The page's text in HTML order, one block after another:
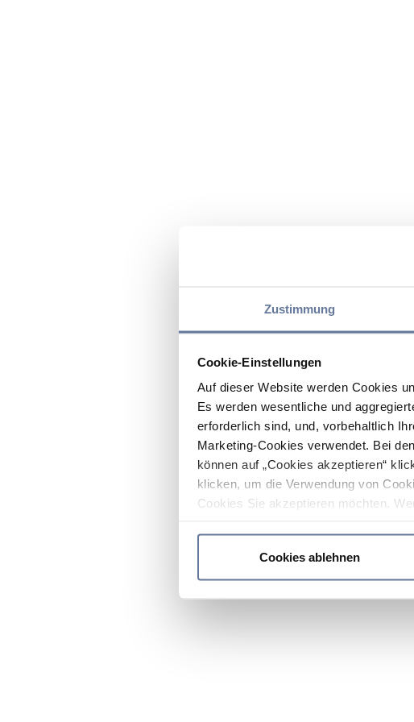
Zustimmung
Cookie-Einstellungen
Auf dieser Website werden Cookies
Es werden wesentliche und
erforderlich sind, und, vorbehaltlich
Marketing-Cookies verwendet. Bei
können auf „Cookies akzeptieren“
klicken, um die Verwendung von
Cookies Sie akzeptieren möchten.
Cookies ablehnen